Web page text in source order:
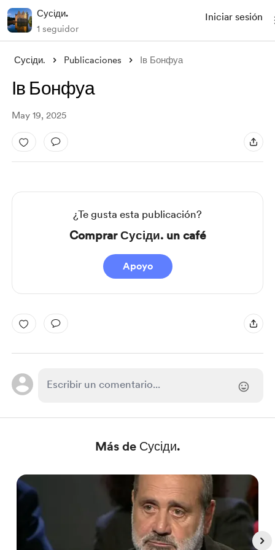
Сусіди.
1 seguidor
Iniciar sesión
Сусіди. Publicaciones Ів Бонфуа
Ів Бонфуа
May 19, 2025
¿Te gusta esta publicación?
Comprar Сусіди. un café
Apoyo
Más de Сусіди.